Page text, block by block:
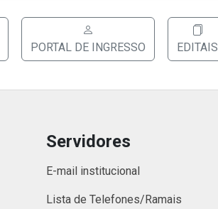
PORTAL DE INGRESSO EDITAIS
Servidores
E-mail institucional
Lista de Telefones/Ramais